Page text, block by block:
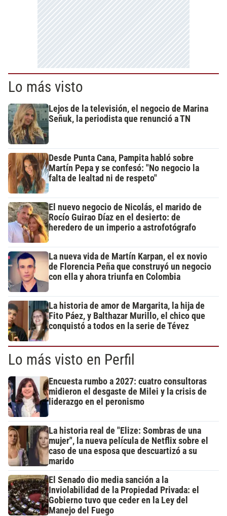
Lo más visto
Lejos de la televisión, el negocio de Marina
Señuk, la periodista que renunció a TN
Desde Punta Cana, Pampita habló sobre
Martín Pepa y se confesó: "No negocio la
falta de lealtad ni de respeto"
El nuevo negocio de Nicolás, el marido de
Rocío Guirao Díaz en el desierto: de
heredero de un imperio a astrofotógrafo
La nueva vida de Martín Karpan, el ex novio
de Florencia Peña que construyó un negocio
con ella y ahora triunfa en Colombia
La historia de amor de Margarita, la hija de
Fito Páez, y Balthazar Murillo, el chico que
conquistó a todos en la serie de Tévez
Lo más visto en Perfil
Encuesta rumbo a 2027: cuatro consultoras
midieron el desgaste de Milei y la crisis de
liderazgo en el peronismo
La historia real de "Elize: Sombras de una
mujer", la nueva película de Netflix sobre el
caso de una esposa que descuartizó a su
marido
El Senado dio media sanción a la
Inviolabilidad de la Propiedad Privada: el
Gobierno tuvo que ceder en la Ley del
Manejo del Fuego